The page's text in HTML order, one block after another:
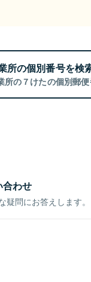
所の個別番号を検
所の７けたの個別郵便
合わせ
問にお答えします。